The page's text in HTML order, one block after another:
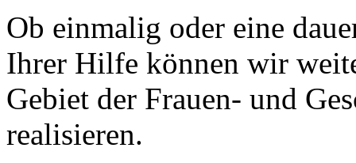
Ob einmalig oder eine
Ihrer Hilfe können wir
Gebiet der Frauen- und
realisieren.